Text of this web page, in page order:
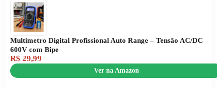
Multímetro Digital Profissional Auto Range – Tensão AC/DC
600V com Bipe
R$ 29,99
Ver na Amazon